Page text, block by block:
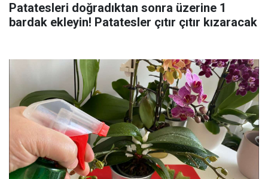
Patatesleri doğradıktan sonra üzerine 1
bardak ekleyin! Patatesler çıtır çıtır kızaracak